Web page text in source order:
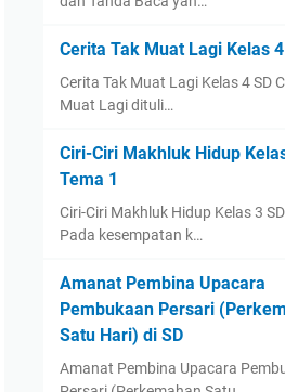
Cerita Tak Muat Lagi Kelas
Cerita Tak Muat Lagi Kelas 4 SD
Muat Lagi dituli…
Ciri-Ciri Makhluk Hidup
Tema 1
Ciri-Ciri Makhluk Hidup Kelas 3
Pada kesempatan k…
Amanat Pembina Upacara
Pembukaan Persari
Satu Hari) di SD
Amanat Pembina Upacara